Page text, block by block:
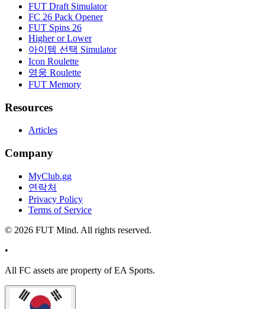
FUT Draft Simulator
FC 26 Pack Opener
FUT Spins 26
Higher or Lower
아이템 선택 Simulator
Icon Roulette
영웅 Roulette
FUT Memory
Resources
Articles
Company
MyClub.gg
연락처
Privacy Policy
Terms of Service
© 2026 FUT Mind. All rights reserved.
•
All FC assets are property of EA Sports.